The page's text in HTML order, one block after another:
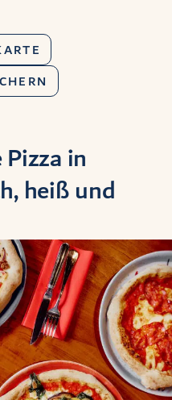
in
heiß und